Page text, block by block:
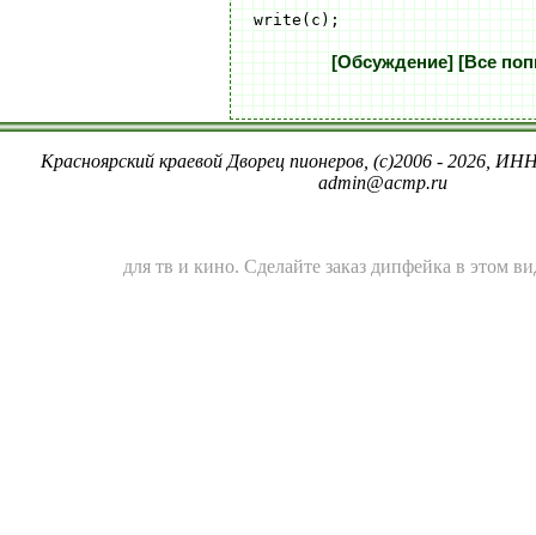
[Обсуждение] [Все
Красноярский краевой Дворец пионеров, (c)2006 - 2026,
admin@acmp.ru
для тв и кино. Сделайте заказ дипфейка в этом